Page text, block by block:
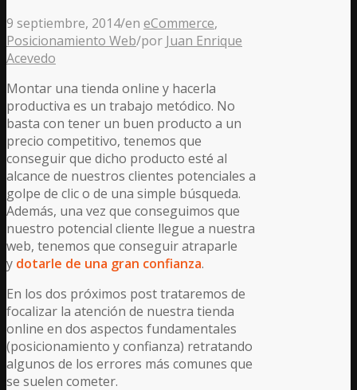
9 septiembre, 2014/en eCommerce,
Posicionamiento Web/por Juan Enrique
Acevedo
Montar una tienda online y hacerla
productiva es un trabajo metódico. No
basta con tener un buen producto a un
precio competitivo, tenemos que
conseguir que dicho producto esté al
alcance de nuestros clientes potenciales a
golpe de clic o de una simple búsqueda.
Además, una vez que conseguimos que
nuestro potencial cliente llegue a nuestra
web, tenemos que conseguir atraparle
y dotarle de una gran confianza.
En los dos próximos post trataremos de
focalizar la atención de nuestra tienda
online en dos aspectos fundamentales
(posicionamiento y confianza) retratando
algunos de los errores más comunes que
se suelen cometer.